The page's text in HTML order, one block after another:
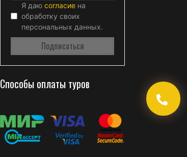
Я даю согласие на
обработку своих
персональных данных.
Способы оплаты туров